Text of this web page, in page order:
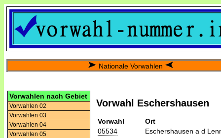
Nationale Vorwahlen
Vorwahlen nach Gebiet
Vorwahlen 02
Vorwahlen 03
Vorwahlen 04
Vorwahlen 05
Vorwahl Eschershausen
Vorwahl
Ort
05534
Eschershausen a d